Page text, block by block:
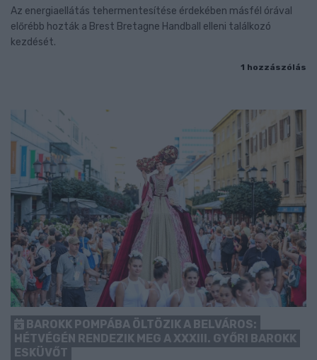
Az energiaellátás tehermentesítése érdekében másfél órával
előrébb hozták a Brest Bretagne Handball elleni találkozó
kezdését.
1 hozzászólás
BAROKK POMPÁBA ÖLTÖZIK A BELVÁROS:
HÉTVÉGÉN RENDEZIK MEG A XXXIII. GYŐRI BAROKK
ESKÜVŐT